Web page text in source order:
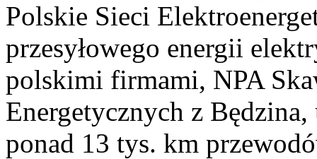
Polskie Sieci
przesyłowego energii
polskimi firmami, NPA
Energetycznych z
ponad 13 tys. km